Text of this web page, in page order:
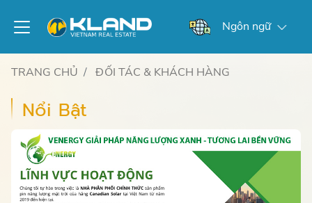
Ngôn ngữ
TRANG CHỦ ĐỐI TÁC & KHÁCH HÀNG
Nổi Bật